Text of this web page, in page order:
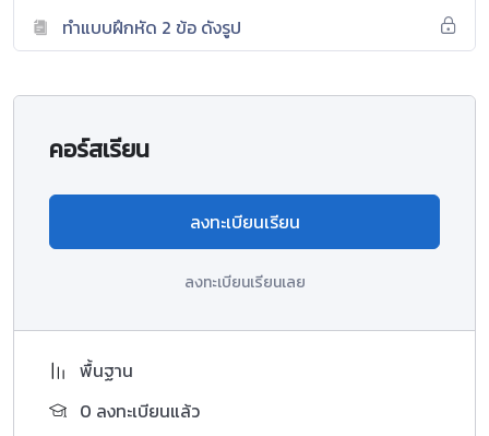
ทำแบบฝึกหัด 2 ข้อ ดังรูป
คอร์สเรียน
ลงทะเบียนเรียน
ลงทะเบียนเรียนเลย
พื้นฐาน
0 ลงทะเบียนแล้ว